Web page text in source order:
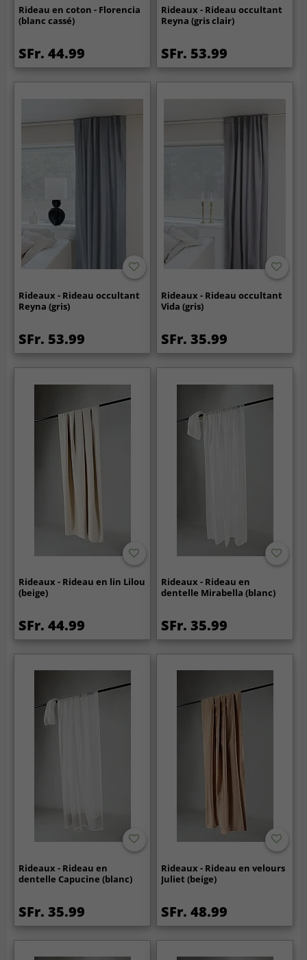
Rideau en coton - Florencia
(blanc cassé)
SFr. 44.99
Rideaux - Rideau occultant
Reyna (gris clair)
SFr. 53.99
Rideaux - Rideau occultant
Reyna (gris)
SFr. 53.99
Rideaux - Rideau occultant
Vida (gris)
SFr. 35.99
Rideaux - Rideau en lin Lilou
(beige)
SFr. 44.99
Rideaux - Rideau en
dentelle Mirabella (blanc)
SFr. 35.99
Rideaux - Rideau en
dentelle Capucine (blanc)
SFr. 35.99
Rideaux - Rideau en velours
Juliet (beige)
SFr. 48.99